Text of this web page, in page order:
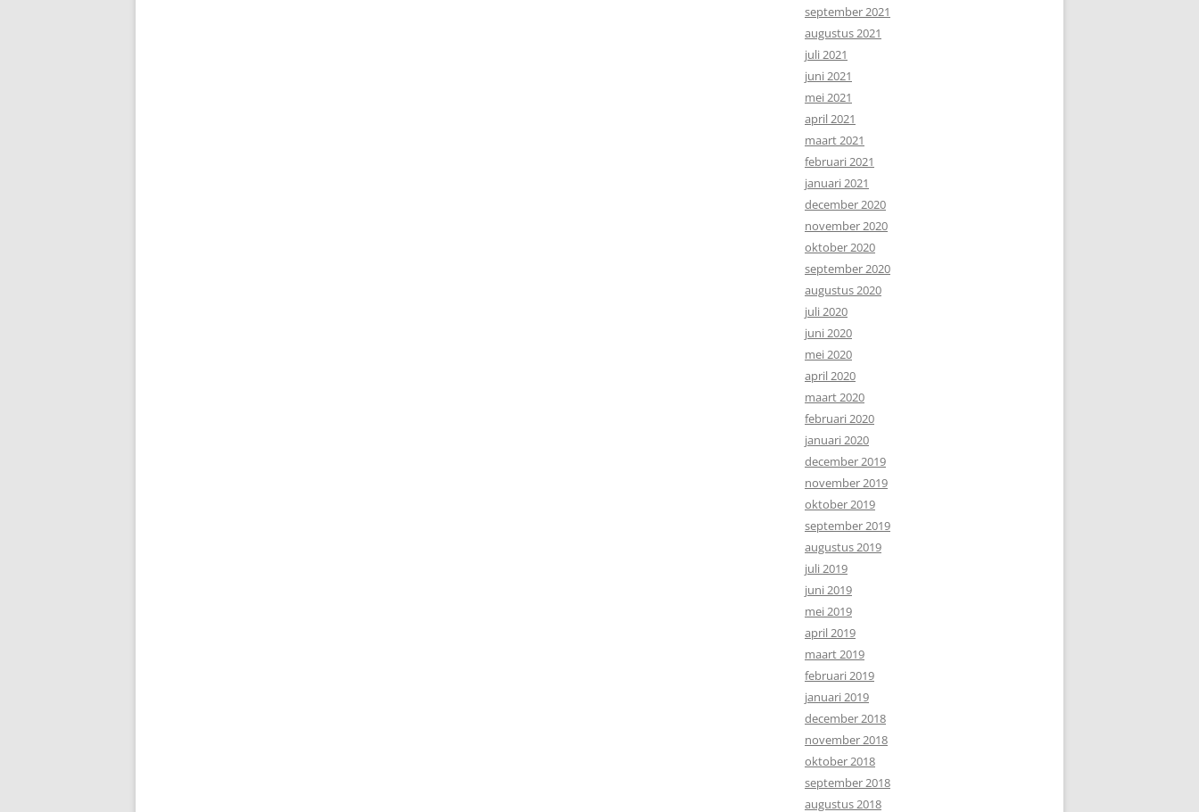
september 2021
augustus 2021
juli 2021
juni 2021
mei 2021
april 2021
maart 2021
februari 2021
januari 2021
december 2020
november 2020
oktober 2020
september 2020
augustus 2020
juli 2020
juni 2020
mei 2020
april 2020
maart 2020
februari 2020
januari 2020
december 2019
november 2019
oktober 2019
september 2019
augustus 2019
juli 2019
juni 2019
mei 2019
april 2019
maart 2019
februari 2019
januari 2019
december 2018
november 2018
oktober 2018
september 2018
augustus 2018